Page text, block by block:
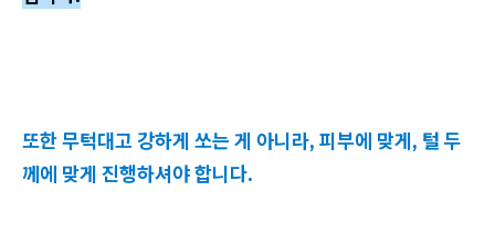
또한 무턱대고 강하게 쏘는 게 아니라, 피부에 맞게, 털 두
께에 맞게 진행하셔야 합니다.